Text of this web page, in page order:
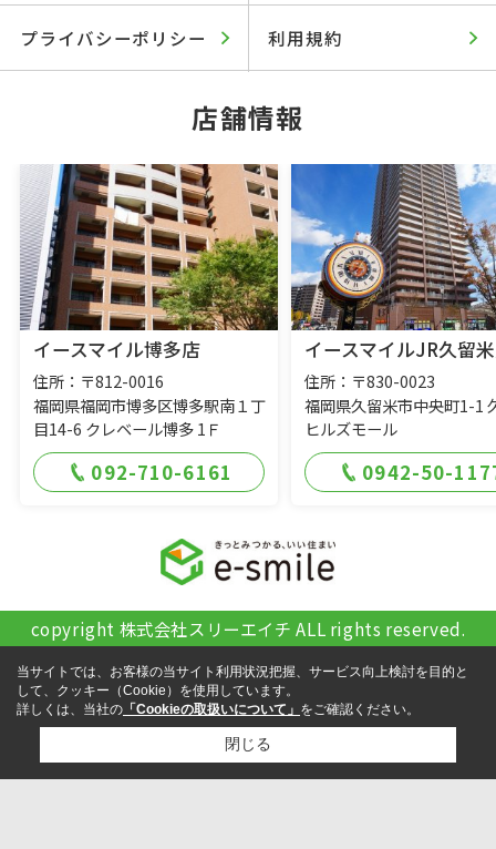
プライバシーポリシー 利用規約
店舗情報
イースマイル博多店
住所：〒812-0016
福岡県福岡市博多区博多駅南１丁
目14-6 クレベール博多 1Ｆ
092-710-6161
イースマイルJR久留
住所：〒830-0023
福岡県久留米市中央町1-1
ヒルズモール
0942-50-
copyright 株式会社スリーエイチ ALL rights reserved.
当サイトでは、お客様の当サイト利用状況把握、サービス向上検討を目的と
して、クッキー（Cookie）を使用しています。
詳しくは、当社の 「Cookieの取扱いについて」 をご確認ください。
閉じる